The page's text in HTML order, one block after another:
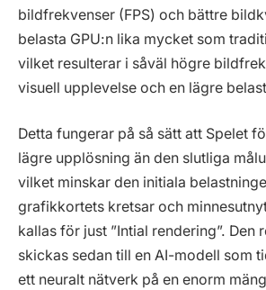
bildfrekvenser (FPS) och bättre
belasta GPU:n lika mycket som
vilket resulterar i såväl högre
visuell upplevelse och en lägre
Detta fungerar på så sätt att Spelet
lägre upplösning än den slutliga
vilket minskar den initiala
grafikkortets kretsar och
kallas för just ”Intial rendering”. Den
skickas sedan till en AI-modell som
ett neuralt nätverk på en enorm